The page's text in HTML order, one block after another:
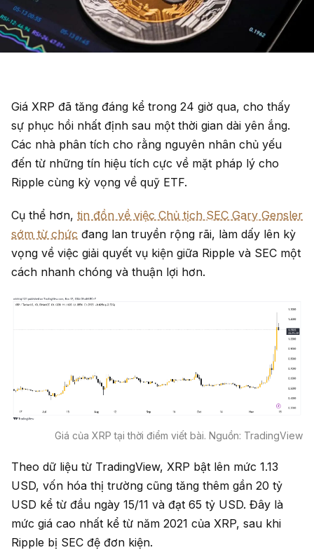
Giá XRP đã tăng đáng kể trong 24 giờ qua, cho thấy
sự phục hồi nhất định sau một thời gian dài yên ắng.
Các nhà phân tích cho rằng nguyên nhân chủ yếu
đến từ những tín hiệu tích cực về mặt pháp lý cho
Ripple cùng kỳ vọng về quỹ ETF.
Cụ thể hơn, tin đồn về việc Chủ tịch SEC Gary Gensler
sớm từ chức đang lan truyền rộng rãi, làm dấy lên kỳ
vọng về việc giải quyết vụ kiện giữa Ripple và SEC một
cách nhanh chóng và thuận lợi hơn.
Giá của XRP tại thời điểm viết bài. Nguồn: TradingView
Theo dữ liệu từ TradingView, XRP bật lên mức 1.13
USD, vốn hóa thị trường cũng tăng thêm gần 20 tỷ
USD kể từ đầu ngày 15/11 và đạt 65 tỷ USD. Đây là
mức giá cao nhất kể từ năm 2021 của XRP, sau khi
Ripple bị SEC đệ đơn kiện.